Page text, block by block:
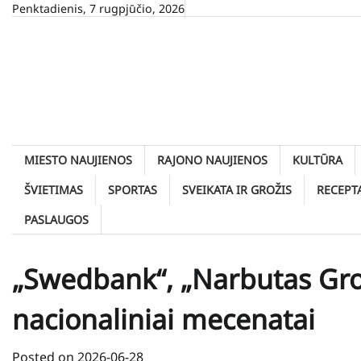
SkipPenktadienis, 7 rugpjūčio, 2026
MIESTO NAUJIENOS RAJONO NAUJIENOS
KULTŪRA
ŠVIETIMAS
SPORTAS SVEIKATA IR GROŽIS
PASLAUGOS
„Swedbank“, „Narbutas
nacionaliniai mecenatai
Posted on 2026-06-28